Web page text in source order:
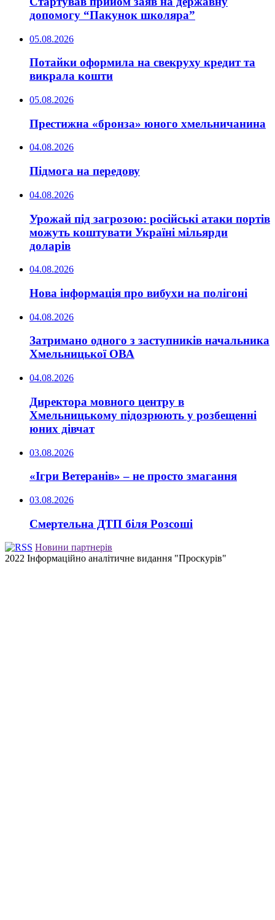
допомогу “Пакунок школяра”
05.08.2026
Потайки оформила на свекруху кредит та
викрала кошти
05.08.2026
Престижна «бронза» юного хмельничанина
04.08.2026
Підмога на передову
04.08.2026
Урожай під загрозою: російські атаки портів
можуть коштувати Україні мільярди
доларів
04.08.2026
Нова інформація про вибухи на полігоні
04.08.2026
Затримано одного з заступників начальника
Хмельницької ОВА
04.08.2026
Директора мовного центру в
Хмельницькому підозрюють у розбещенні
юних дівчат
03.08.2026
«Ігри Ветеранів» – не просто змагання
03.08.2026
Смертельна ДТП біля Розсоші
Новини партнерів
2022 Інформаційно аналітичне видання "Проскурів"